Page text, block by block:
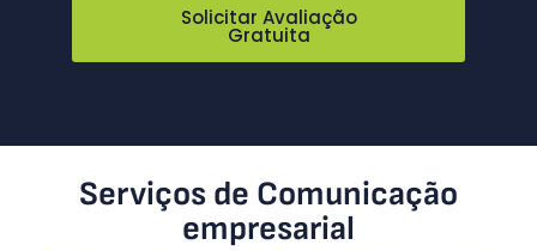
Solicitar Avaliação
Gratuita
Serviços de Comunicação
empresarial